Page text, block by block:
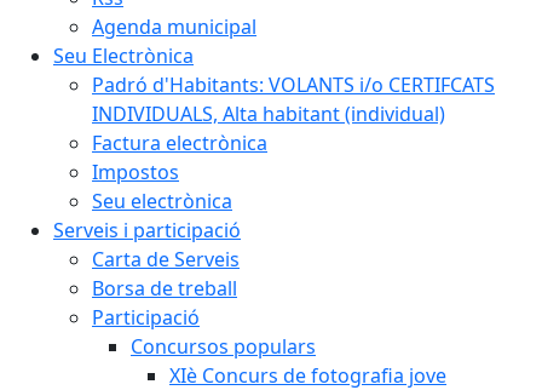
Agenda municipal
Seu Electrònica
Padró d'Habitants: VOLANTS i/o CERTIFCATS
INDIVIDUALS, Alta habitant (individual)
Factura electrònica
Impostos
Seu electrònica
Serveis i participació
Carta de Serveis
Borsa de treball
Participació
Concursos populars
XIè Concurs de fotografia jove